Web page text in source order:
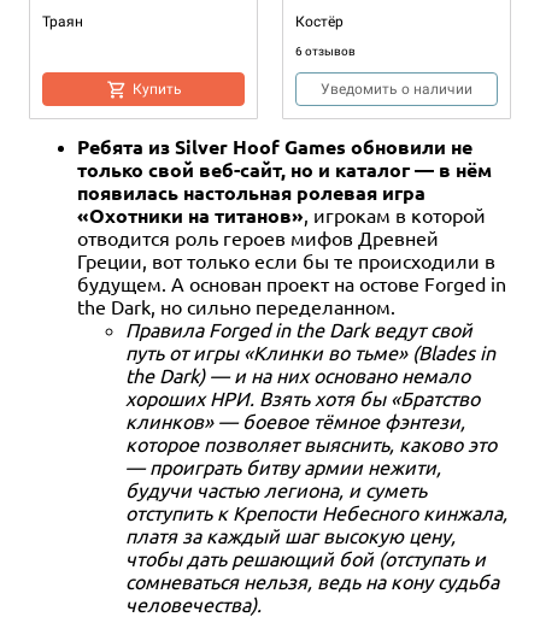
Траян
Купить
Костёр
6 отзывов
Уведомить о наличии
Ребята из Silver Hoof Games обновили не
только свой веб-сайт, но и каталог — в нём
появилась настольная ролевая игра
«Охотники на титанов» , игрокам в которой
отводится роль героев мифов Древней
Греции, вот только если бы те происходили в
будущем. А основан проект на остове Forged in
the Dark, но сильно переделанном.
Правила Forged in the Dark ведут свой
путь от игры «Клинки во тьме» (Blades in
the Dark) — и на них основано немало
хороших НРИ. Взять хотя бы «Братство
клинков» — боевое тёмное фэнтези,
которое позволяет выяснить, каково это
— проиграть битву армии нежити,
будучи частью легиона, и суметь
отступить к Крепости Небесного кинжала,
платя за каждый шаг высокую цену,
чтобы дать решающий бой (отступать и
сомневаться нельзя, ведь на кону судьба
человечества).